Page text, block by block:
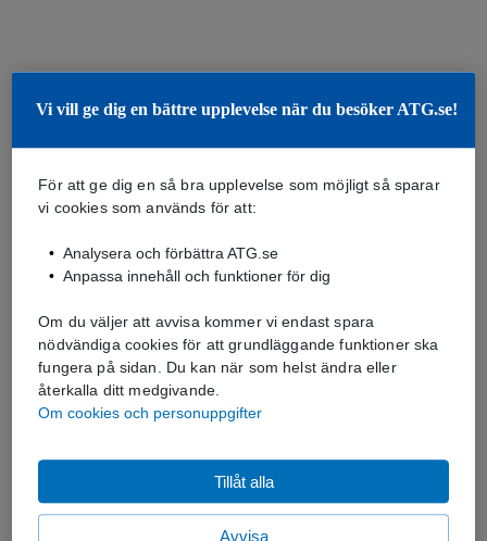
Vi vill ge dig en bättre upplevelse när du besöker ATG.se!
För att ge dig en så bra upplevelse som möjligt så sparar
vi cookies som används för att:
Analysera och förbättra ATG.se
Anpassa innehåll och funktioner för dig
Om du väljer att avvisa kommer vi endast spara
nödvändiga cookies för att grundläggande funktioner ska
fungera på sidan. Du kan när som helst ändra eller
återkalla ditt medgivande.
Om cookies och personuppgifter
Avvisa
Tillåt alla